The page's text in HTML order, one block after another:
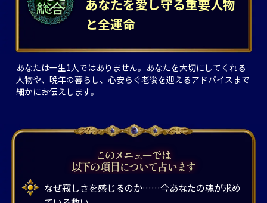
あなたを愛し守る重要人物
と全運命
あなたは一生1人ではありません。あなたを大切にしてくれる
人物や、晩年の暮らし、心安らぐ老後を迎えるアドバイスまで
細かにお伝えします。
なぜ寂しさを感じるのか……今あなたの魂が求め